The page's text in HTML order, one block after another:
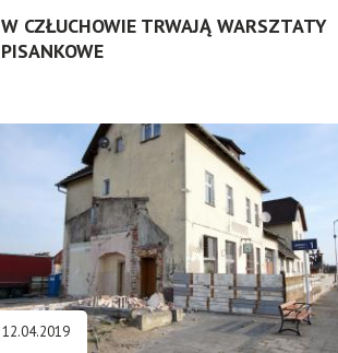
W CZŁUCHOWIE TRWAJĄ WARSZTATY
PISANKOWE
12.04.2019